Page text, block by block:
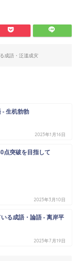
成語・泛滥成灾
生机勃勃
2023年1月16日
点突破を目指して
2023年3月10日
る成語・論語 - 离岸平
2023年7月19日